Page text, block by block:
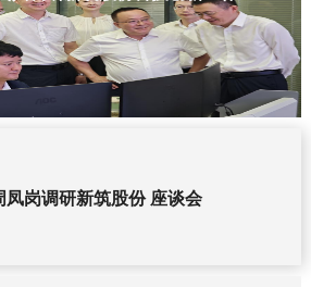
岗调研新筑股份 座谈会